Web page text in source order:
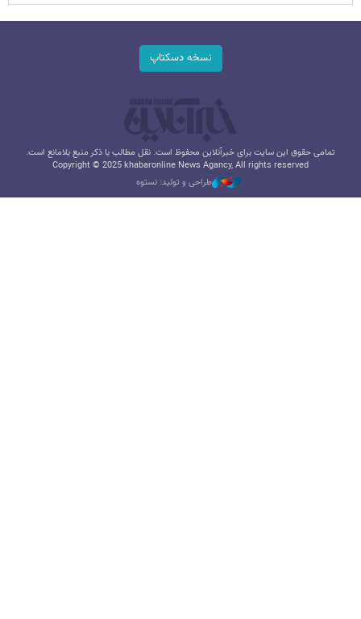
نسخه دسکتاپ
تمامی حقوق این سایت برای خبرآنلاین محفوظ است. نقل مطالب با ذکر منبع بلامانع است.
Copyright © 2025 khabaronline News Agancy, All rights reserved
طراحی و تولید: نستوه